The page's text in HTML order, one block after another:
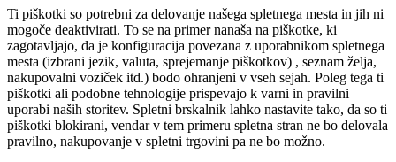
Ti piškotki so potrebni za delovanje našega spletnega mesta in jih ni
mogoče deaktivirati. To se na primer nanaša na piškotke, ki
zagotavljajo, da je konfiguracija povezana z uporabnikom spletnega
mesta (izbrani jezik, valuta, sprejemanje piškotkov) , seznam želja,
nakupovalni voziček itd.) bodo ohranjeni v vseh sejah. Poleg tega ti
piškotki ali podobne tehnologije prispevajo k varni in pravilni
uporabi naših storitev. Spletni brskalnik lahko nastavite tako, da so ti
piškotki blokirani, vendar v tem primeru spletna stran ne bo delovala
pravilno, nakupovanje v spletni trgovini pa ne bo možno.